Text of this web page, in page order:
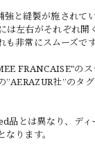
強と縫製が施されて
は左右がそれぞれ開
非常にスムーズです
FRANCAISE"の
”AERAZUR社”のタ
品とは異なり、デ
ります。